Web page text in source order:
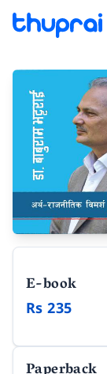
E-book
Rs 235